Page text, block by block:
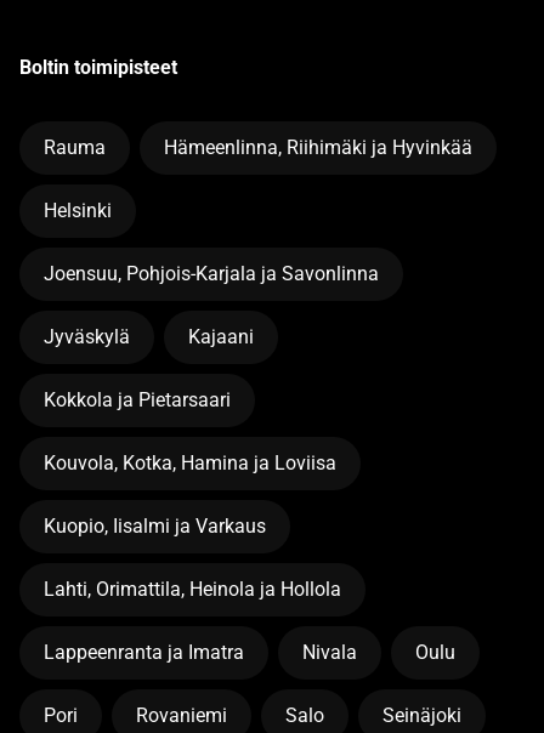
Boltin toimipisteet
Rauma Hämeenlinna, Riihimäki ja Hyvinkää
Helsinki
Joensuu, Pohjois-Karjala ja Savonlinna
Jyväskylä Kajaani
Kokkola ja Pietarsaari
Kouvola, Kotka, Hamina ja Loviisa
Kuopio, Iisalmi ja Varkaus
Lahti, Orimattila, Heinola ja Hollola
Lappeenranta ja Imatra Nivala Oulu
Pori Rovaniemi Salo Seinäjoki